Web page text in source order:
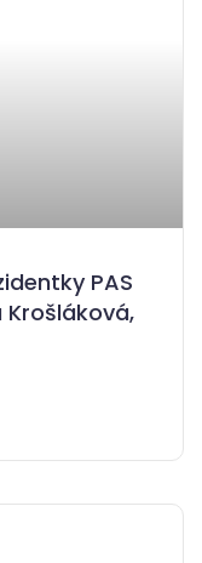
PAS
Krošláková,